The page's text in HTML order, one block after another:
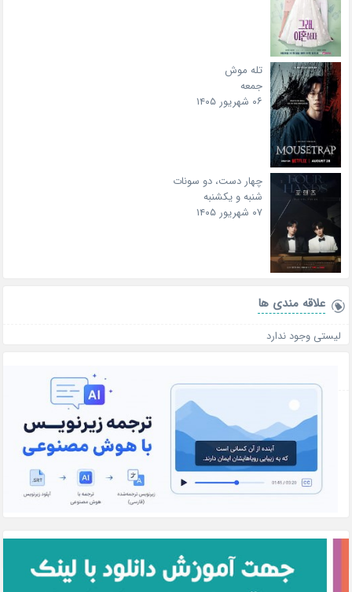
تله موش
جمعه
۰۶ شهریور ۱۴۰۵
چهار دست، دو سونات
شنبه و یکشنبه
۰۷ شهریور ۱۴۰۵
علاقه‌ مندی ها
لیستی وجود ندارد